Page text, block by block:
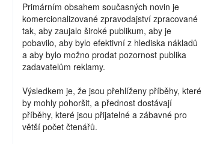
Primárním obsahem současných novin je
komercionalizované zpravodajství zpracované
tak, aby zaujalo široké publikum, aby je
pobavilo, aby bylo efektivní z hlediska nákladů
a aby bylo možno prodat pozornost publika
zadavatelům reklamy.
Výsledkem je, že jsou přehlíženy příběhy, které
by mohly pohoršit, a přednost dostávají
příběhy, které jsou přijatelné a zábavné pro
větší počet čtenářů.